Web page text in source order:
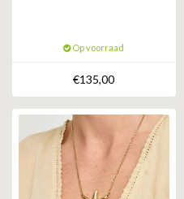
Op voorraad
€135,00